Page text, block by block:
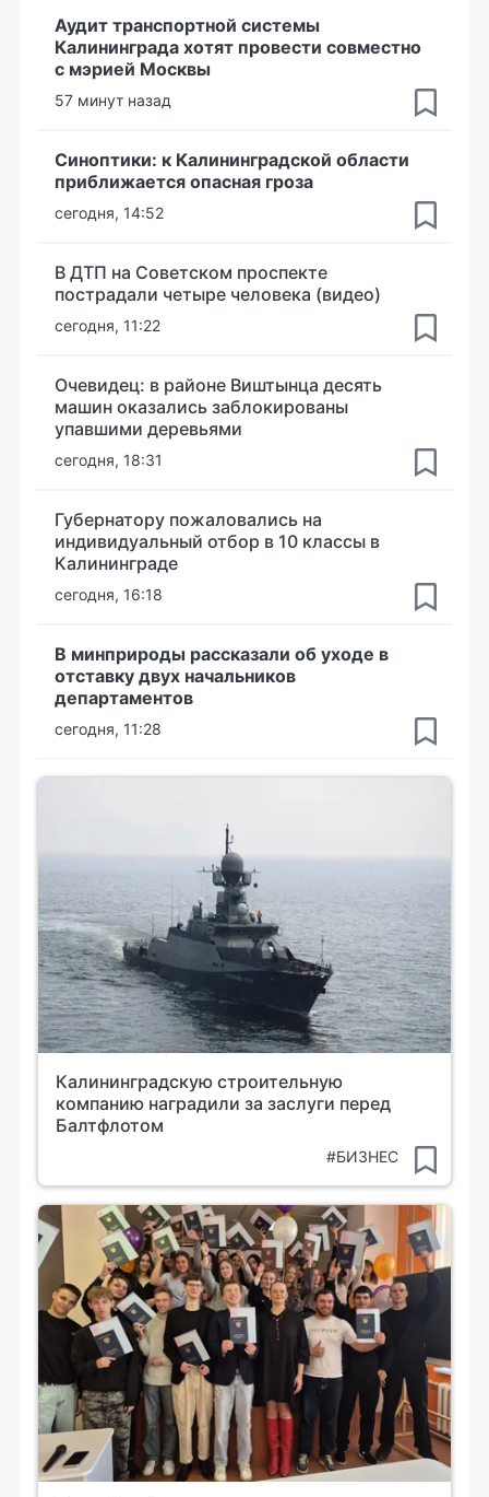
Аудит транспортной системы
Калининграда хотят провести совместно
с мэрией Москвы
57 минут назад
Синоптики: к Калининградской области
приближается опасная гроза
сегодня, 14:52
В ДТП на Советском проспекте
пострадали четыре человека (видео)
сегодня, 11:22
Очевидец: в районе Виштынца десять
машин оказались заблокированы
упавшими деревьями
сегодня, 18:31
Губернатору пожаловались на
индивидуальный отбор в 10 классы в
Калининграде
сегодня, 16:18
В минприроды рассказали об уходе в
отставку двух начальников
департаментов
сегодня, 11:28
Калининградскую строительную
компанию наградили за заслуги перед
Балтфлотом
#БИЗНЕС